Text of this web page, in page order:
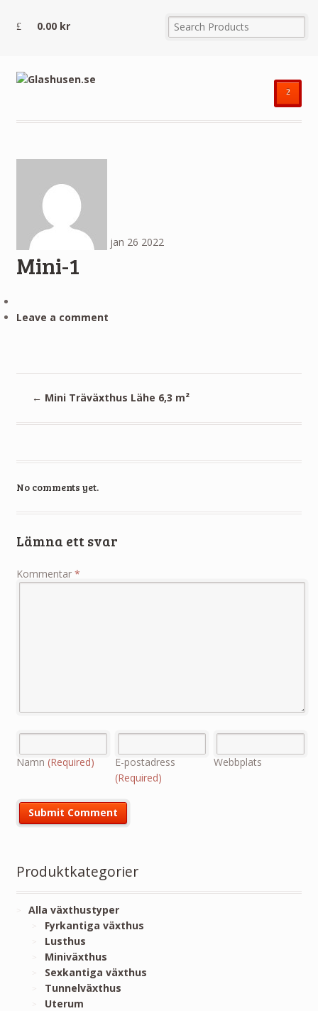
0.00 kr
²
jan 26 2022
Mini-1
Leave a comment
← Mini Träväxthus Lähe 6,3 m²
No comments yet.
Lämna ett svar
Kommentar *
Namn (Required)
E-postadress
(Required)
Webbplats
Produktkategorier
Alla växthustyper
Fyrkantiga växthus
Lusthus
Miniväxthus
Sexkantiga växthus
Tunnelväxthus
Uterum